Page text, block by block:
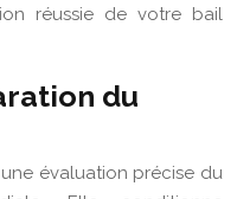
réussie de votre bail
du
évaluation précise du